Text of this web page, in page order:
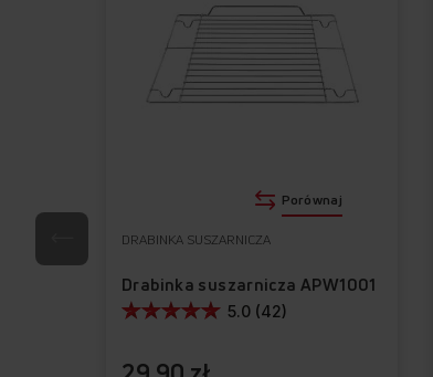
DRABINKA SUSZARNICZA
Drabinka suszarnicza APW1001
5.0 (42)
Porównaj